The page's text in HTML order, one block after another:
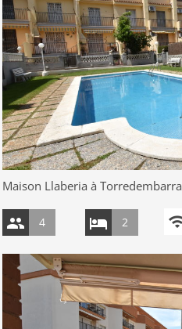
Maison Llaberia à Torredembarra
4 2